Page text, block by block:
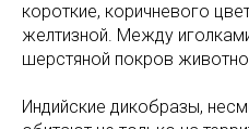
короткие, коричневого
желтизной. Между
шерстяной покров
Индийские дикобразы,